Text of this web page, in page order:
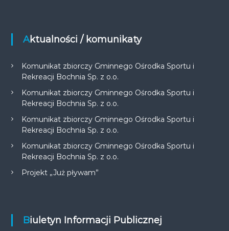
Aktualności / komunikaty
Komunikat zbiorczy Gminnego Ośrodka Sportu i
Rekreacji Bochnia Sp. z o.o.
Komunikat zbiorczy Gminnego Ośrodka Sportu i
Rekreacji Bochnia Sp. z o.o.
Komunikat zbiorczy Gminnego Ośrodka Sportu i
Rekreacji Bochnia Sp. z o.o.
Komunikat zbiorczy Gminnego Ośrodka Sportu i
Rekreacji Bochnia Sp. z o.o.
Projekt „Już pływam”
Biuletyn Informacji Publicznej